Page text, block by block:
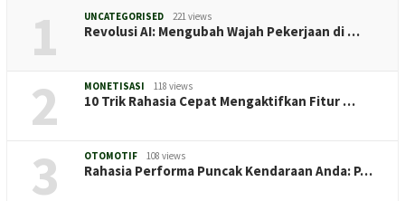
1 UNCATEGORISED 221 views
Revolusi AI: Mengubah Wajah Pekerjaan di …
2 MONETISASI 118 views
10 Trik Rahasia Cepat Mengaktifkan Fitur …
3 OTOMOTIF 108 views
Rahasia Performa Puncak Kendaraan Anda: P…